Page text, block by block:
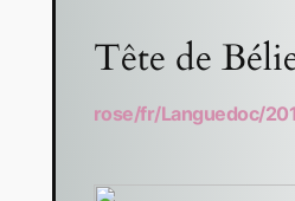
Tête de
rose/fr/Languedoc/